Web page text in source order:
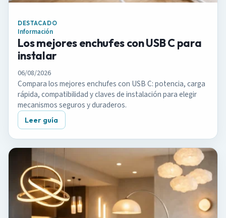
DESTACADO
Información
Los mejores enchufes con USB C para
instalar
06/08/2026
Compara los mejores enchufes con USB C: potencia, carga
rápida, compatibilidad y claves de instalación para elegir
mecanismos seguros y duraderos.
Leer guía